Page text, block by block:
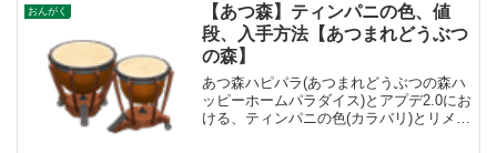
おんがく
【あつ森】ティンパニの色、値
段、入手方法【あつまれどうぶつ
の森】
あつ森ハピパラ(あつまれどうぶつの森ハ
ッピーホームパラダイス)とアプデ2.0にお
ける、ティンパニの色(カラバリ)とリメイ